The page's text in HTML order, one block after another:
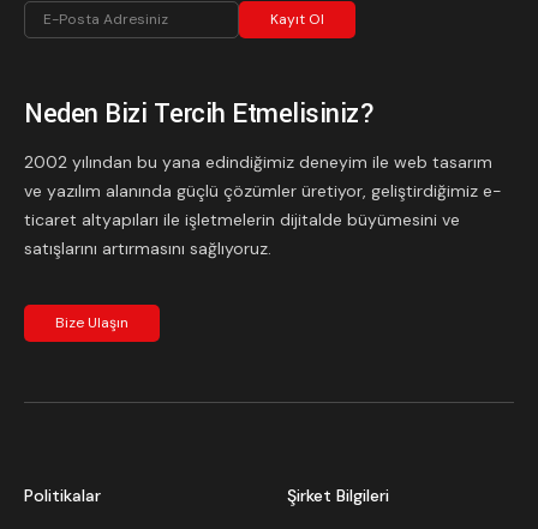
Kayıt Ol
Neden Bizi Tercih Etmelisiniz?
2002 yılından bu yana edindiğimiz deneyim ile web tasarım
ve yazılım alanında güçlü çözümler üretiyor, geliştirdiğimiz e-
ticaret altyapıları ile işletmelerin dijitalde büyümesini ve
satışlarını artırmasını sağlıyoruz.
Bize Ulaşın
Politikalar Şirket Bilgileri